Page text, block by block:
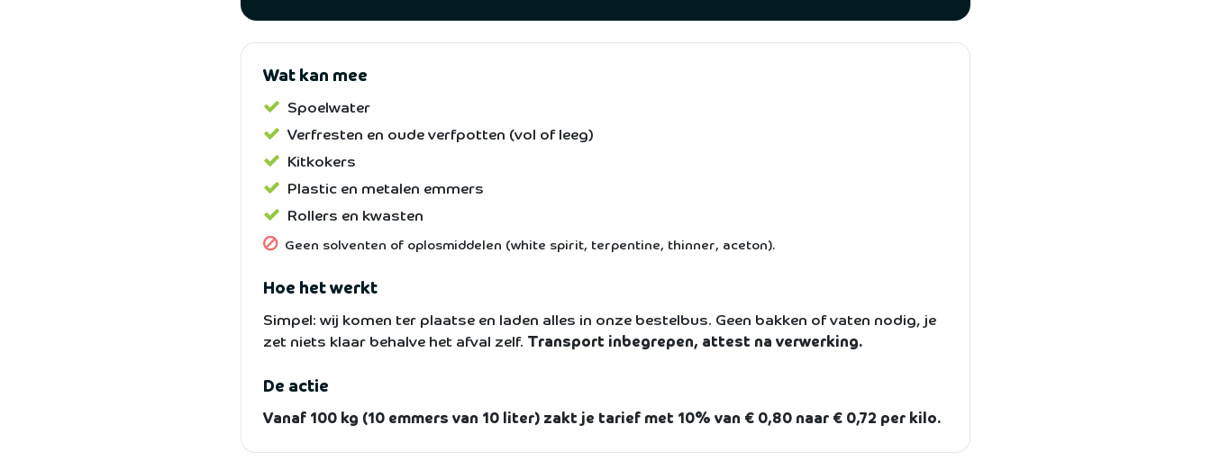
Wat kan mee
Spoelwater
Verfresten en oude verfpotten (vol of leeg)
Kitkokers
Plastic en metalen emmers
Rollers en kwasten
Geen solventen of oplosmiddelen (white spirit, terpentine, thinner, aceton).
Hoe het werkt
Simpel: wij komen ter plaatse en laden alles in onze bestelbus. Geen bakken of vaten nodig, je
zet niets klaar behalve het afval zelf. Transport inbegrepen, attest na verwerking.
De actie
Vanaf 100 kg (10 emmers van 10 liter) zakt je tarief met 10% van € 0,80 naar € 0,72 per kilo.